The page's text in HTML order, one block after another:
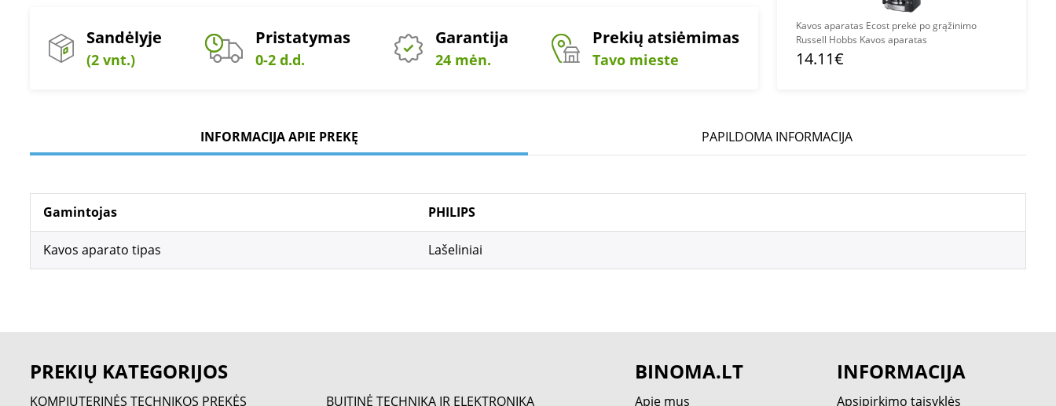
Sandėlyje
(2 vnt.)
Pristatymas
0-2 d.d.
Garantija
24 mėn.
Prekių atsiėmimas
Tavo mieste
Kavos aparatas Ecost prekė po grąžinimo
Russell Hobbs Kavos aparatas
14.11€
INFORMACIJA APIE PREKĘ PAPILDOMA INFORMACIJA
Gamintojas PHILIPS
Kavos aparato tipas Lašeliniai
PREKIŲ KATEGORIJOS
KOMPIUTERINĖS TECHNIKOS PREKĖS BUITINĖ TECHNIKA IR ELEKTRONIKA
BINOMA.LT
Apie mus
INFORMACIJA
Apsipirkimo taisyklės